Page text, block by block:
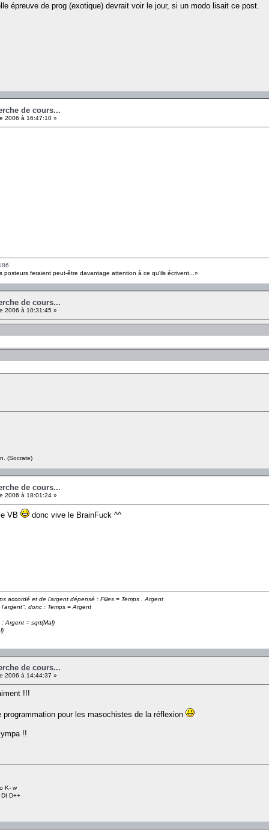
épreuve de prog (exotique) devrait voir le jour, si un modo lisait ce post.
de cours...
2006 à 16:47:10 »
posteurs feraient peut-être davantage attention à ce qu'ils écrivent...»
de cours...
2006 à 10:31:45 »
(Socrate)
de cours...
2006 à 18:01:24 »
VB donc vive le BrainFuck ^^
accordé et de l'argent dépensé : Filles = Temps . Argent
donc : Temps = Argent
Argent = sqrt(Mal)
de cours...
2006 à 14:44:37 »
!!!
pour les masochistes de la réflexion
!!
K- w
D++